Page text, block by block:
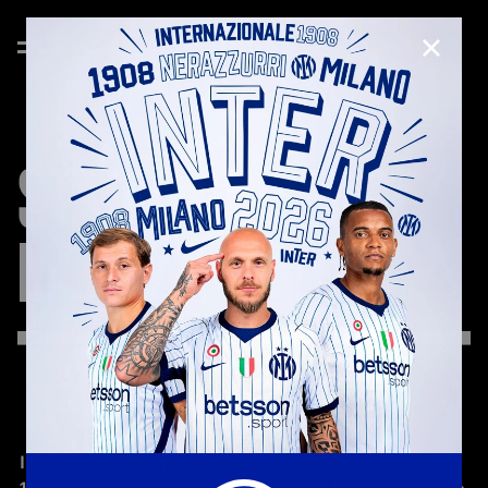
STADIOGIUSEPPE
MEAZZA
Intitolato a Giuseppe Meazza, venti anni all'Inter dal